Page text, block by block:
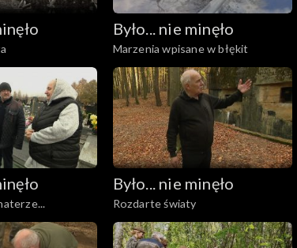
Było... nie minęło
Marzenia wpisane w błękit
Było... nie minęło
Rozdarte światy